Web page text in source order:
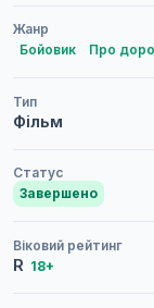
Жанр
Бойовик
Про
Тип
Фільм
Статус
Завершено
Віковий рейтинг
R 18+